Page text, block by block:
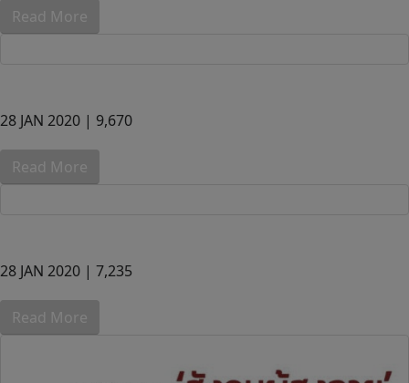
Read More
28 JAN 2020 | 9,670
Read More
28 JAN 2020 | 7,235
Read More